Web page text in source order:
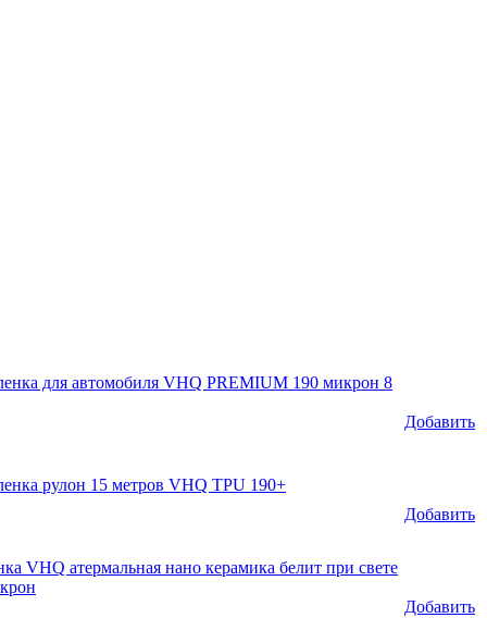
для автомобиля VHQ PREMIUM 190 микрон 8
Добавить
рулон 15 метров VHQ TPU 190+
Добавить
VHQ атермальная нано керамика белит при свете
Добавить